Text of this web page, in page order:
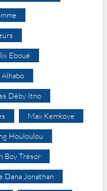
Eboué
Déby Itno
Max Kemkoye
Houloulou
Boy Trésor
Dana Jonathan